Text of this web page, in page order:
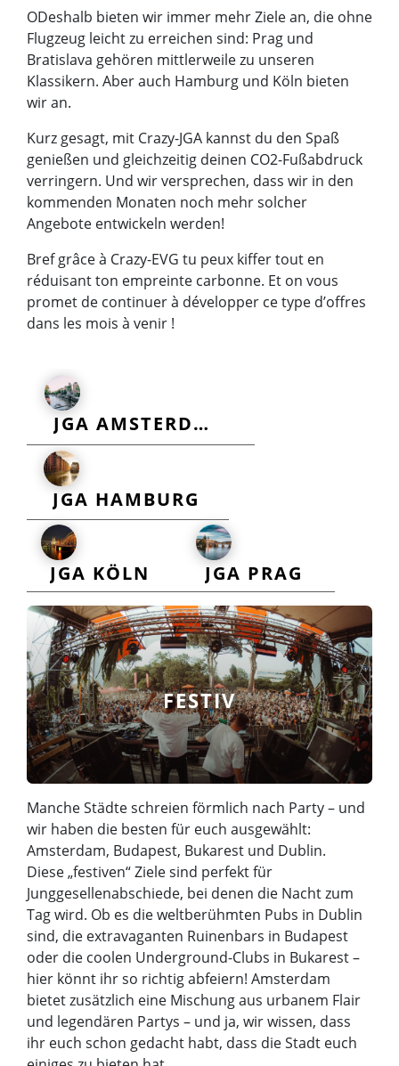
ODeshalb bieten wir immer mehr Ziele an, die ohne
Flugzeug leicht zu erreichen sind: Prag und
Bratislava gehören mittlerweile zu unseren
Klassikern. Aber auch Hamburg und Köln bieten
wir an.
Kurz gesagt, mit Crazy-JGA kannst du den Spaß
genießen und gleichzeitig deinen CO2-Fußabdruck
verringern. Und wir versprechen, dass wir in den
kommenden Monaten noch mehr solcher
Angebote entwickeln werden!
Bref grâce à Crazy-EVG tu peux kiffer tout en
réduisant ton empreinte carbonne. Et on vous
promet de continuer à développer ce type d’offres
dans les mois à venir !
JGA AMSTERDAM
JGA HAMBURG
JGA KÖLN JGA PRAG
FESTIV
Manche Städte schreien förmlich nach Party – und
wir haben die besten für euch ausgewählt:
Amsterdam, Budapest, Bukarest und Dublin.
Diese „festiven“ Ziele sind perfekt für
Junggesellenabschiede, bei denen die Nacht zum
Tag wird. Ob es die weltberühmten Pubs in Dublin
sind, die extravaganten Ruinenbars in Budapest
oder die coolen Underground-Clubs in Bukarest –
hier könnt ihr so richtig abfeiern! Amsterdam
bietet zusätzlich eine Mischung aus urbanem Flair
und legendären Partys – und ja, wir wissen, dass
ihr euch schon gedacht habt, dass die Stadt euch